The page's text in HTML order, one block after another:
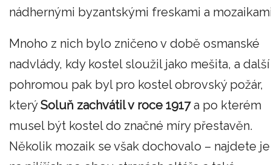
nádhernými byzantskými freskami a
Mnoho z nich bylo zničeno v době osmanské
nadvlády, kdy kostel sloužil jako mešita, a další
pohromou pak byl pro kostel obrovský požár,
kterýSoluň zachvátil v roce 1917a po kterém
musel být kostel do značné míry přestavěn.
Několik mozaik se však dochovalo – najdete je